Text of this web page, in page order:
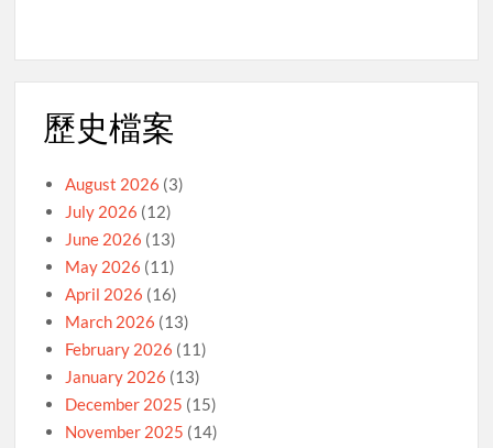
歷史檔案
August 2026 (3)
July 2026 (12)
June 2026 (13)
May 2026 (11)
April 2026 (16)
March 2026 (13)
February 2026 (11)
January 2026 (13)
December 2025 (15)
November 2025 (14)